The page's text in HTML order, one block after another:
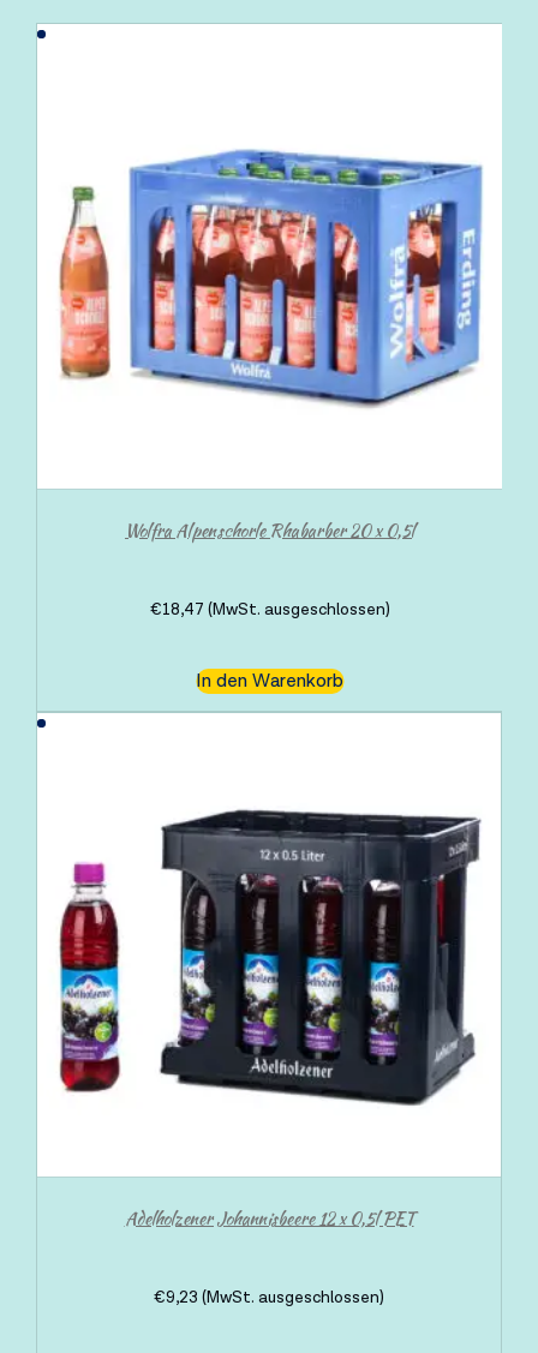
Wolfra Alpenschorle Rhabarber 20 x 0,5l
€18,47 (MwSt. ausgeschlossen)
In den Warenkorb
Adelholzener Johannisbeere 12 x 0,5l PET
€9,23 (MwSt. ausgeschlossen)